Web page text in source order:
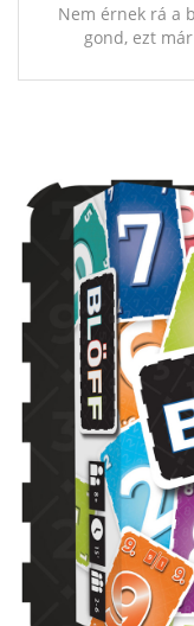
Nem érnek rá a
gond, ezt